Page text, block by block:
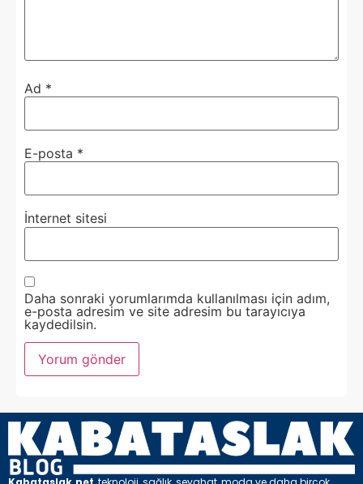
Ad *
E-posta *
İnternet sitesi
Daha sonraki yorumlarımda kullanılması için adım,
e-posta adresim ve site adresim bu tarayıcıya
kaydedilsin.